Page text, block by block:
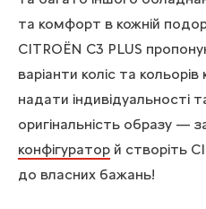
та комфорт в кожній
CITROЁN C3 PLUS
варіанти коліс та
надати індивідуальності
оригінальність образу —
конфігуратор й створіть
до власних бажань!